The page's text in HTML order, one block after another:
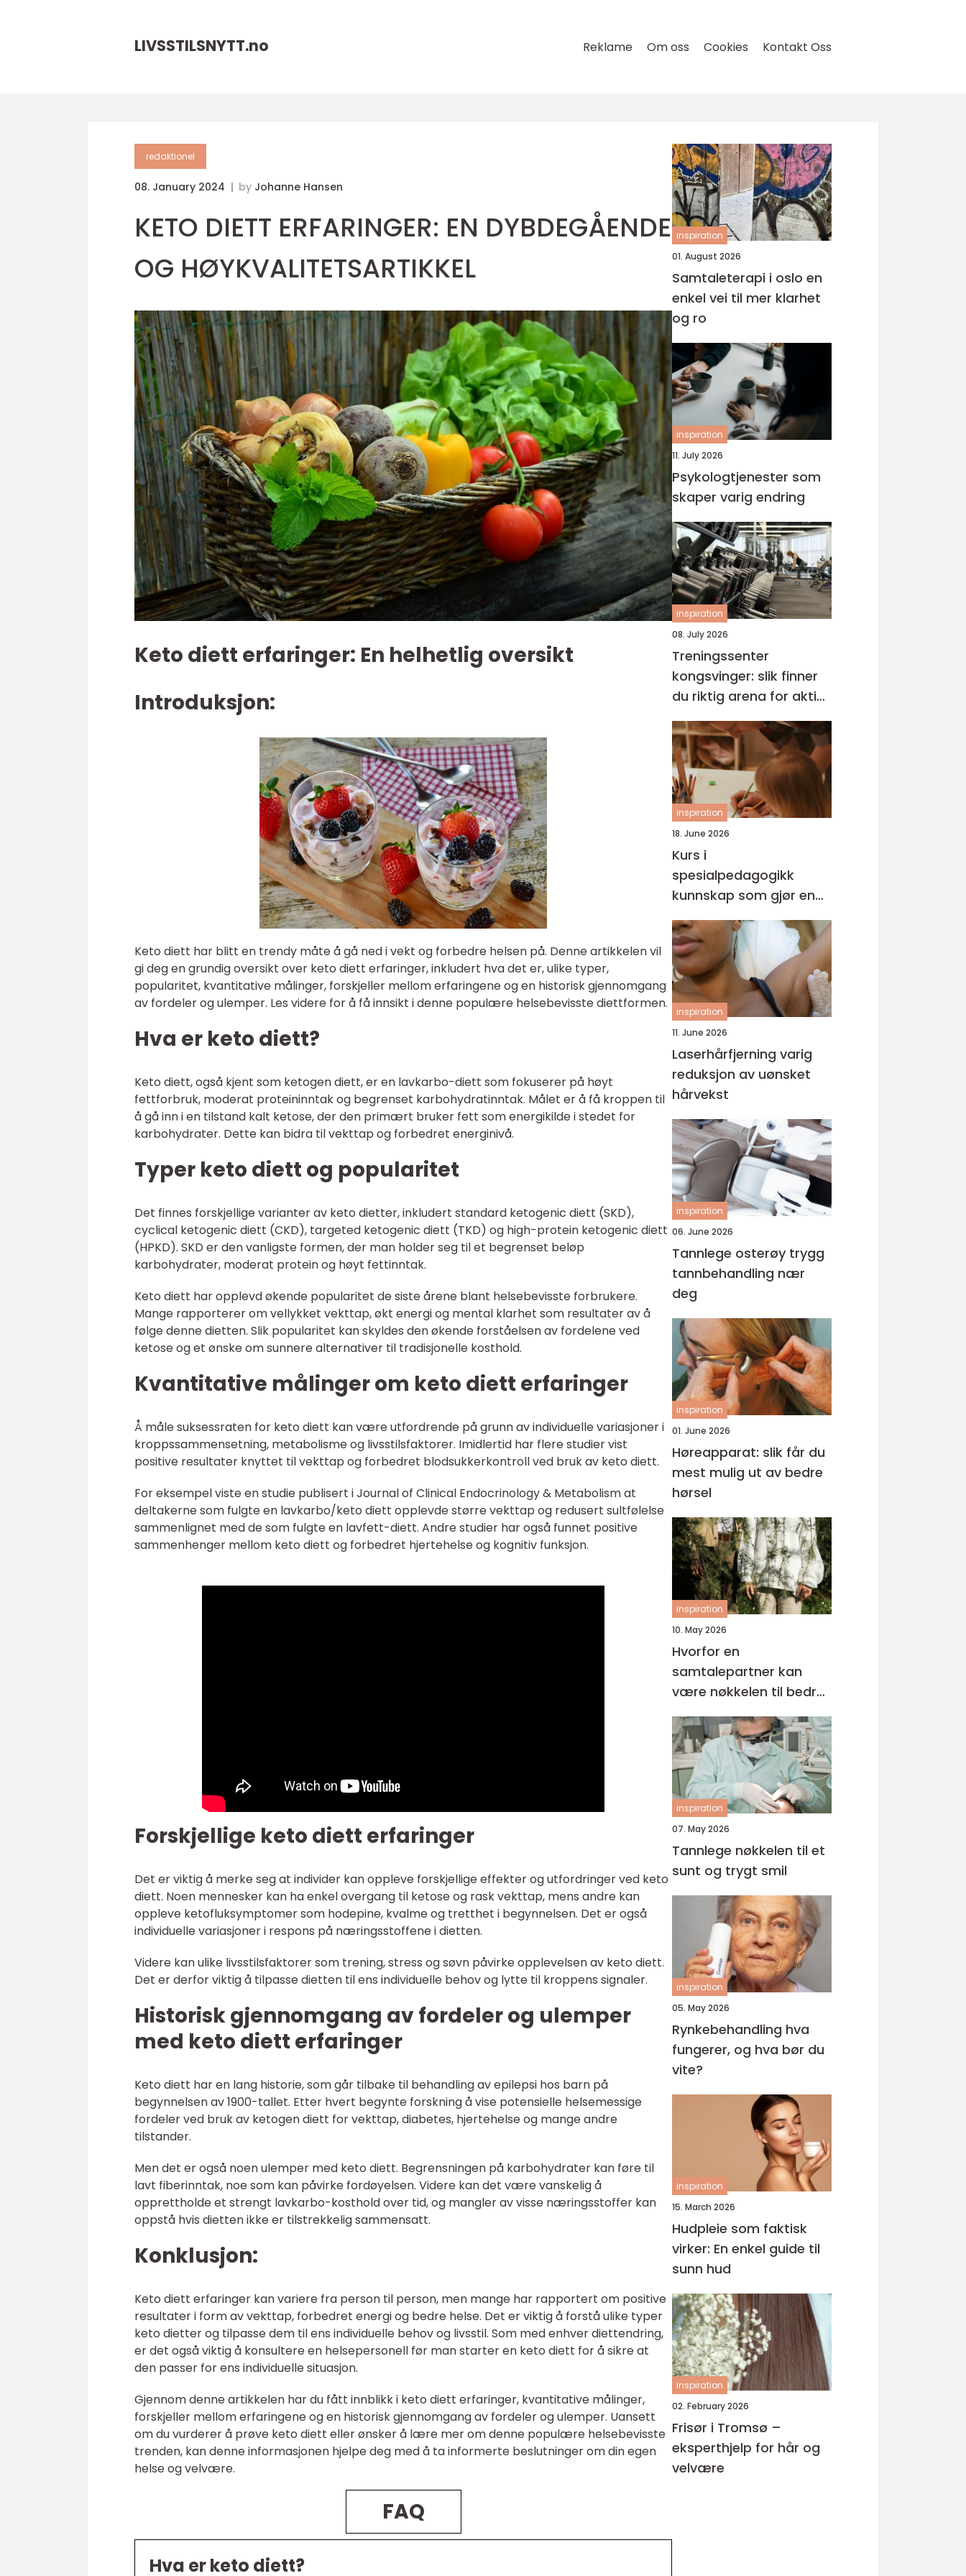
LIVSSTILSNYTT.no Reklame Om oss Cookies Kontakt Oss
redaktionel
08. January 2024 by Johanne Hansen
KETO DIETT ERFARINGER: EN DYBDEGÅENDE
OG HØYKVALITETSARTIKKEL
Keto diett erfaringer: En helhetlig oversikt
Introduksjon:
Keto diett har blitt en trendy måte å gå ned i vekt og forbedre helsen på. Denne artikkelen vil
gi deg en grundig oversikt over keto diett erfaringer, inkludert hva det er, ulike typer,
popularitet, kvantitative målinger, forskjeller mellom erfaringene og en historisk gjennomgang
av fordeler og ulemper. Les videre for å få innsikt i denne populære helsebevisste diettformen.
Hva er keto diett?
Keto diett, også kjent som ketogen diett, er en lavkarbo-diett som fokuserer på høyt
fettforbruk, moderat proteininntak og begrenset karbohydratinntak. Målet er å få kroppen til
å gå inn i en tilstand kalt ketose, der den primært bruker fett som energikilde i stedet for
karbohydrater. Dette kan bidra til vekttap og forbedret energinivå.
Typer keto diett og popularitet
Det finnes forskjellige varianter av keto dietter, inkludert standard ketogenic diett (SKD),
cyclical ketogenic diett (CKD), targeted ketogenic diett (TKD) og high-protein ketogenic diett
(HPKD). SKD er den vanligste formen, der man holder seg til et begrenset beløp
karbohydrater, moderat protein og høyt fettinntak.
Keto diett har opplevd økende popularitet de siste årene blant helsebevisste forbrukere.
Mange rapporterer om vellykket vekttap, økt energi og mental klarhet som resultater av å
følge denne dietten. Slik popularitet kan skyldes den økende forståelsen av fordelene ved
ketose og et ønske om sunnere alternativer til tradisjonelle kosthold.
Kvantitative målinger om keto diett erfaringer
Å måle suksessraten for keto diett kan være utfordrende på grunn av individuelle variasjoner i
kroppssammensetning, metabolisme og livsstilsfaktorer. Imidlertid har flere studier vist
positive resultater knyttet til vekttap og forbedret blodsukkerkontroll ved bruk av keto diett.
For eksempel viste en studie publisert i Journal of Clinical Endocrinology & Metabolism at
deltakerne som fulgte en lavkarbo/keto diett opplevde større vekttap og redusert sultfølelse
sammenlignet med de som fulgte en lavfett-diett. Andre studier har også funnet positive
sammenhenger mellom keto diett og forbedret hjertehelse og kognitiv funksjon.
Forskjellige keto diett erfaringer
Det er viktig å merke seg at individer kan oppleve forskjellige effekter og utfordringer ved keto
diett. Noen mennesker kan ha enkel overgang til ketose og rask vekttap, mens andre kan
oppleve ketofluksymptomer som hodepine, kvalme og tretthet i begynnelsen. Det er også
individuelle variasjoner i respons på næringsstoffene i dietten.
Videre kan ulike livsstilsfaktorer som trening, stress og søvn påvirke opplevelsen av keto diett.
Det er derfor viktig å tilpasse dietten til ens individuelle behov og lytte til kroppens signaler.
Historisk gjennomgang av fordeler og ulemper
med keto diett erfaringer
Keto diett har en lang historie, som går tilbake til behandling av epilepsi hos barn på
begynnelsen av 1900-tallet. Etter hvert begynte forskning å vise potensielle helsemessige
fordeler ved bruk av ketogen diett for vekttap, diabetes, hjertehelse og mange andre
tilstander.
Men det er også noen ulemper med keto diett. Begrensningen på karbohydrater kan føre til
lavt fiberinntak, noe som kan påvirke fordøyelsen. Videre kan det være vanskelig å
opprettholde et strengt lavkarbo-kosthold over tid, og mangler av visse næringsstoffer kan
oppstå hvis dietten ikke er tilstrekkelig sammensatt.
Konklusjon:
Keto diett erfaringer kan variere fra person til person, men mange har rapportert om positive
resultater i form av vekttap, forbedret energi og bedre helse. Det er viktig å forstå ulike typer
keto dietter og tilpasse dem til ens individuelle behov og livsstil. Som med enhver diettendring,
er det også viktig å konsultere en helsepersonell før man starter en keto diett for å sikre at
den passer for ens individuelle situasjon.
Gjennom denne artikkelen har du fått innblikk i keto diett erfaringer, kvantitative målinger,
forskjeller mellom erfaringene og en historisk gjennomgang av fordeler og ulemper. Uansett
om du vurderer å prøve keto diett eller ønsker å lære mer om denne populære helsebevisste
trenden, kan denne informasjonen hjelpe deg med å ta informerte beslutninger om din egen
helse og velvære.
FAQ
Hva er keto diett?
inspiration
01. August 2026
Samtaleterapi i oslo en
enkel vei til mer klarhet
og ro
inspiration
11. July 2026
Psykologtjenester som
skaper varig endring
inspiration
08. July 2026
Treningssenter
kongsvinger: slik finner
du riktig arena for aktiv
hverdag
inspiration
18. June 2026
Kurs i
spesialpedagogikk
kunnskap som gjør en
forskjell i hverdagen
inspiration
11. June 2026
Laserhårfjerning varig
reduksjon av uønsket
hårvekst
inspiration
06. June 2026
Tannlege osterøy trygg
tannbehandling nær
deg
inspiration
01. June 2026
Høreapparat: slik får du
mest mulig ut av bedre
hørsel
inspiration
10. May 2026
Hvorfor en
samtalepartner kan
være nøkkelen til bedre
hverdagsmestring
inspiration
07. May 2026
Tannlege nøkkelen til et
sunt og trygt smil
inspiration
05. May 2026
Rynkebehandling hva
fungerer, og hva bør du
vite?
inspiration
15. March 2026
Hudpleie som faktisk
virker: En enkel guide til
sunn hud
inspiration
02. February 2026
Frisør i Tromsø –
eksperthjelp for hår og
velvære